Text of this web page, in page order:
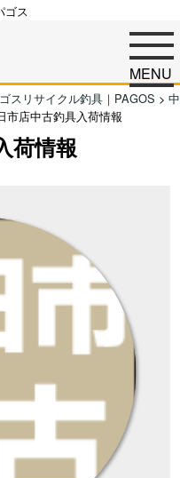
ゴス
MENU
スリサイクル釣具｜PAGOS > 中
市店中古釣具入荷情報
荷情報